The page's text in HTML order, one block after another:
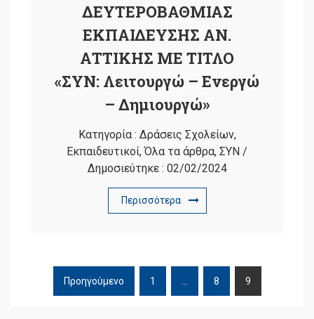
ΔΕΥΤΕΡΟΒΑΘΜΙΑΣ
ΕΚΠΑΙΔΕΥΣΗΣ ΑΝ.
ΑΤΤΙΚΗΣ ΜΕ ΤΙΤΛΟ
«ΣΥΝ: Λειτουργώ – Ενεργώ
– Δημιουργώ»
Κατηγορία : Δράσεις Σχολείων,
Εκπαιδευτικοί,Όλα τα άρθρα, ΣΥΝ /
Δημοσιεύτηκε : 02/02/2024
Περισσότερα
ΠΛΟΉΓΗΣΗ
Προηγούμενο 1 8 9